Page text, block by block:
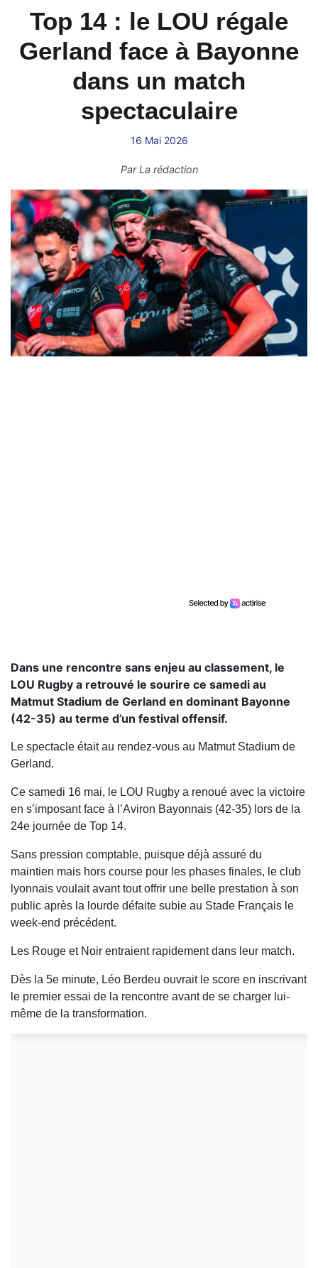
Top 14 : le LOU régale
Gerland face à Bayonne
dans un match
spectaculaire
16 Mai 2026
ParLa rédaction
Dans une rencontre sans enjeu au classement, le
LOU Rugby a retrouvé le sourire ce samedi au
Matmut Stadium de Gerland en dominant Bayonne
(42-35) au terme d’un festival offensif.
Le spectacle était au rendez-vous au Matmut Stadium de
Gerland.
Ce samedi 16 mai, le LOU Rugby a renoué avec la victoire
en s’imposant face à l’Aviron Bayonnais (42-35) lors de la
24e journée de Top 14.
Sans pression comptable, puisque déjà assuré du
maintien mais hors course pour les phases finales, le club
lyonnais voulait avant tout offrir une belle prestation à son
public après la lourde défaite subie au Stade Français le
week-end précédent.
Les Rouge et Noir entraient rapidement dans leur match.
Dès la 5e minute, Léo Berdeu ouvrait le score en inscrivant
le premier essai de la rencontre avant de se charger lui-
même de la transformation.